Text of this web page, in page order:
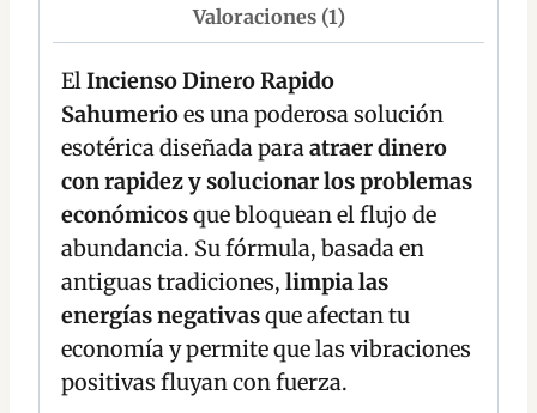
Valoraciones (1)
ElIncienso Dinero Rapido
Sahumerioes una poderosa solución
esotérica diseñada paraatraer dinero
con rapidez y solucionar los problemas
económicosque bloquean el flujo de
abundancia. Su fórmula, basada en
antiguas tradiciones, limpia las
energías negativasque afectan tu
economía y permite que las vibraciones
positivas fluyan con fuerza.